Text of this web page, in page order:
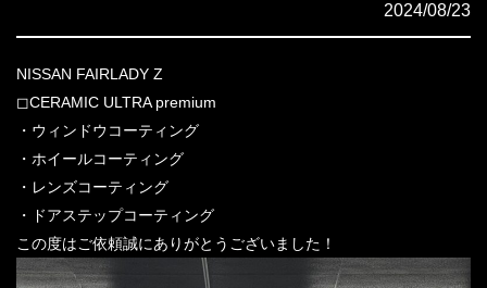
2024/08/23
NISSAN FAIRLADY Z
◻︎CERAMIC ULTRA premium
・ウィンドウコーティング
・ホイールコーティング
・レンズコーティング
・ドアステップコーティング
この度はご依頼誠にありがとうございました！